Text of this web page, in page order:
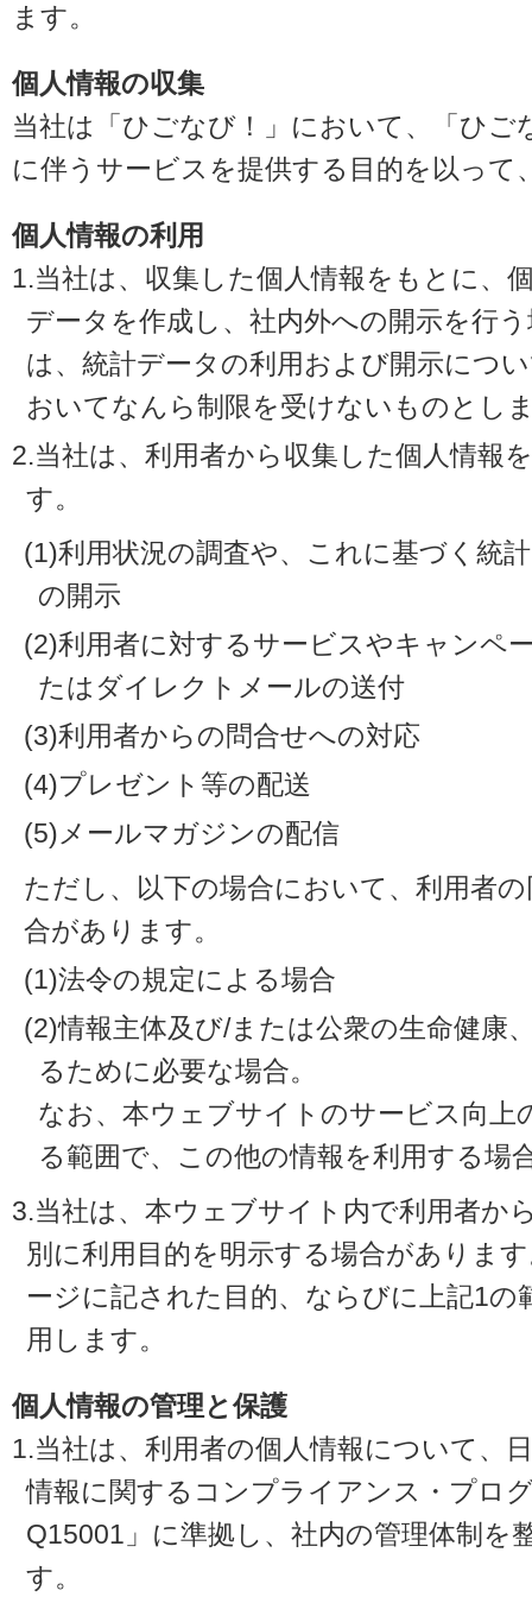
ます。
個人情報の収集
当社は「ひごなび！」において、「ひ
に伴うサービスを提供する目的を以って
個人情報の利用
1.当社は、収集した個人情報をもとに、
データを作成し、社内外への開示を行
は、統計データの利用および開示につ
おいてなんら制限を受けないものとし
2.当社は、利用者から収集した個人情報
す。
(1)利用状況の調査や、これに基づく統
の開示
(2)利用者に対するサービスやキャンペ
たはダイレクトメールの送付
(3)利用者からの問合せへの対応
(4)プレゼント等の配送
(5)メールマガジンの配信
ただし、以下の場合において、利用者
合があります。
(1)法令の規定による場合
(2)情報主体及び/または公衆の生命健康
るために必要な場合。
なお、本ウェブサイトのサービス向上
る範囲で、この他の情報を利用する場
3.当社は、本ウェブサイト内で利用者か
別に利用目的を明示する場合がありま
ージに記された目的、ならびに上記1の
用します。
個人情報の管理と保護
1.当社は、利用者の個人情報について、
情報に関するコンプライアンス・プロ
Q15001」に準拠し、社内の管理体制を
す。